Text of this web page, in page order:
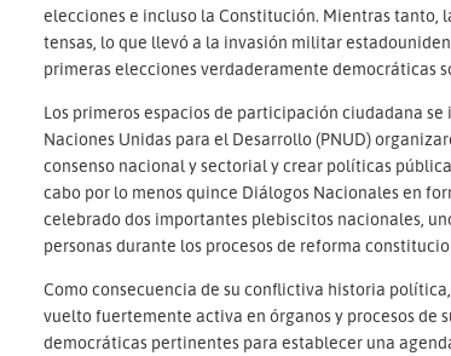
elecciones e incluso la Constitución. Mientras tanto,
tensas, lo que llevó a la invasión militar
primeras elecciones verdaderamente democráticas
Los primeros espacios de participación ciudadana
Naciones Unidas para el Desarrollo (PNUD)
consenso nacional y sectorial y crear políticas
cabo por lo menos quince Diálogos Nacionales en
celebrado dos importantes plebiscitos nacionales,
personas durante los procesos de reforma
Como consecuencia de su conflictiva historia
vuelto fuertemente activa en órganos y procesos de
democráticas pertinentes para establecer una